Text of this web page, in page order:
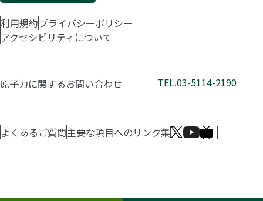
利用規約プライバシーポリシー
アクセシビリティについて
原子力に関するお問い合わせ TEL.03-5114-2190
よくあるご質問主要な項目へのリンク集